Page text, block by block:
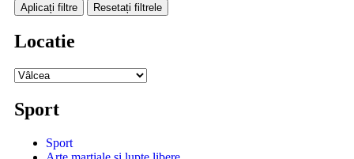
Aplicați filtre Resetați filtrele
Locatie
Sport
Sport